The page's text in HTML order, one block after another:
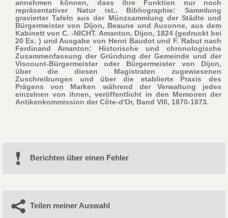
annehmen können, dass ihre Funktion nur noch
repräsentativer Natur ist.. Bibliographie: Sammlung
gravierter Tafeln aus der Münzsammlung der Städte und
Bürgermeister von Dijon, Beaune und Auxonne, aus dem
Kabinett von C. -NICHT. Amanton, Dijon, 1824 (gedruckt bei
20 Ex. ) und Ausgabe von Henri Baudot und F. Rabut nach
Ferdinand Amanton: Historische und chronologische
Zusammenfassung der Gründung der Gemeinde und der
Viscount-Bürgermeister oder Bürgermeister von Dijon,
über die diesen Magistraten zugewiesenen
Zuschreibungen und über die etablierte Praxis des
Prägens von Marken während der Verwaltung jedes
einzelnen von ihnen, veröffentlicht in den Memoiren der
Antikenkommission der Côte-d'Or, Band VIII, 1870-1873.
Berichten über einen Fehler
Teilen meiner Auswahl